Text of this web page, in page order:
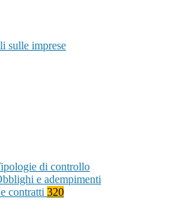
sulle imprese
di controllo
e adempimenti
contratti 320